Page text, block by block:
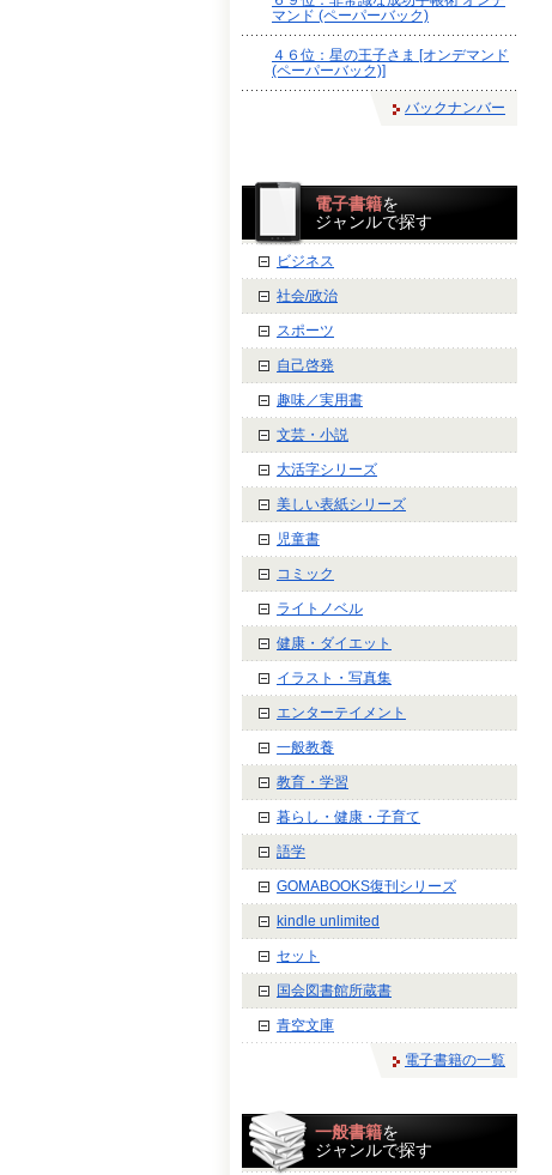
マンド (ペーパーバック)
４６位：星の王子さま [オンデマンド
(ペーパーバック)]
バックナンバー
電子書籍を
ジャンルで探す
ビジネス
社会/政治
スポーツ
自己啓発
趣味／実用書
文芸・小説
大活字シリーズ
美しい表紙シリーズ
児童書
コミック
ライトノベル
健康・ダイエット
イラスト・写真集
エンターテイメント
一般教養
教育・学習
暮らし・健康・子育て
語学
GOMABOOKS復刊シリーズ
kindle unlimited
セット
国会図書館所蔵書
青空文庫
電子書籍の一覧
一般書籍を
ジャンルで探す